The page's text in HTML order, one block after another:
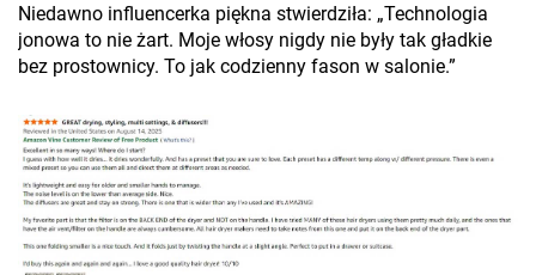
Niedawno influencerka piękna stwierdziła: „Technologia
jonowa to nie żart. Moje włosy nigdy nie były tak gładkie
bez prostownicy. To jak codzienny fason w salonie.”